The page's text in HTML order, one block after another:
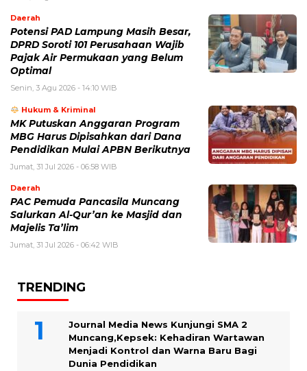
Daerah
Potensi PAD Lampung Masih Besar,
DPRD Soroti 101 Perusahaan Wajib
Pajak Air Permukaan yang Belum
Optimal
Senin, 3 Agu 2026 - 14:10 WIB
Hukum & Kriminal
MK Putuskan Anggaran Program
MBG Harus Dipisahkan dari Dana
Pendidikan Mulai APBN Berikutnya
Jumat, 31 Jul 2026 - 06:58 WIB
Daerah
PAC Pemuda Pancasila Muncang
Salurkan Al-Qur’an ke Masjid dan
Majelis Ta’lim
Jumat, 31 Jul 2026 - 06:42 WIB
TRENDING
Journal Media News Kunjungi SMA 2
Muncang,Kepsek: Kehadiran Wartawan
Menjadi Kontrol dan Warna Baru Bagi
Dunia Pendidikan